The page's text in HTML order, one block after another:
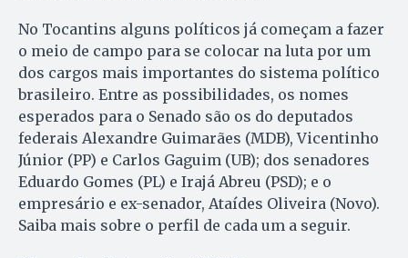
No Tocantins alguns políticos já começam a fazer
o meio de campo para se colocar na luta por um
dos cargos mais importantes do sistema político
brasileiro. Entre as possibilidades, os nomes
esperados para o Senado são os do deputados
federais Alexandre Guimarães (MDB), Vicentinho
Júnior (PP) e Carlos Gaguim (UB); dos senadores
Eduardo Gomes (PL) e Irajá Abreu (PSD); e o
empresário e ex-senador, Ataídes Oliveira (Novo).
Saiba mais sobre o perfil de cada um a seguir.